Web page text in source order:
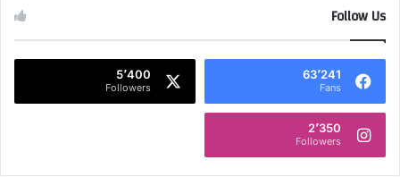
Follow Us
63٬241
Fans
5٬400
Followers
2٬350
Followers